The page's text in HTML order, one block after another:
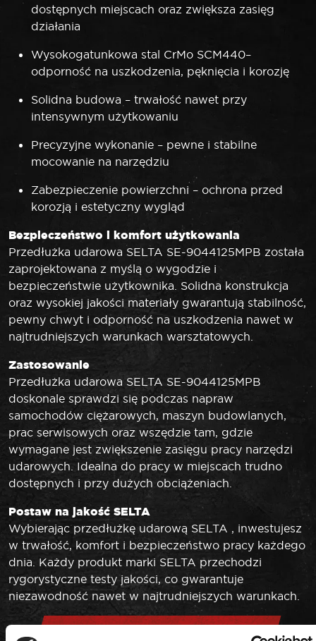
dostępnych miejscach oraz zwiększa zasięg
działania
Wysokogatunkowa stal CrMo SCM440–
odporność na uszkodzenia, pęknięcia i korozję
Solidna budowa – trwałość nawet przy
intensywnym użytkowaniu
Precyzyjne wykonanie – pewne i stabilne
mocowanie na narzędziu
Zabezpieczenie powierzchni – ochrona przed
korozją i estetyczny wygląd
Bezpieczeństwo i komfort użytkowania
Przedłużka udarowa SELTA SE-9044125MPB została
zaprojektowana z myślą o wygodzie i
bezpieczeństwie użytkownika. Solidna konstrukcja
oraz wysokiej jakości materiały gwarantują stabilność,
pewny chwyt i odporność na uszkodzenia nawet w
najtrudniejszych warunkach warsztatowych.
Zastosowanie
Przedłużka udarowa SELTA SE-9044125MPB
doskonale sprawdzi się podczas napraw
samochodów ciężarowych, maszyn budowlanych,
prac serwisowych oraz wszędzie tam, gdzie
wymagane jest zwiększenie zasięgu pracy narzędzi
udarowych. Idealna do pracy w miejscach trudno
dostępnych i przy dużych obciążeniach.
Postaw na jakość SELTA
Wybierając przedłużkę udarową SELTA , inwestujesz
w trwałość, komfort i bezpieczeństwo pracy każdego
dnia. Każdy produkt marki SELTA przechodzi
rygorystyczne testy jakości, co gwarantuje
niezawodność nawet w najtrudniejszych warunkach.
DANE TECHNICZNE